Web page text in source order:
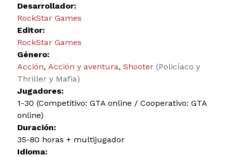
Desarrollador:
RockStar Games
Editor:
RockStar Games
Género:
Acción, Acción y aventura, Shooter (Policíaco y
Thriller y Mafia)
Jugadores:
1-30 (Competitivo: GTA online / Cooperativo: GTA
online)
Duración:
35-80 horas + multijugador
Idioma: